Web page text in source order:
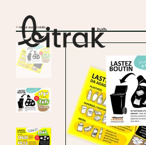
< retour aux produits